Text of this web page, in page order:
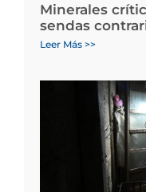
Minerales
sendas
Leer Más >>